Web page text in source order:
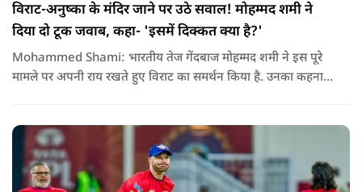
विराट-अनुष्का के मंदिर जाने पर उठे सवाल! मोहम्मद शमी ने
दिया दो टूक जवाब, कहा- 'इसमें दिक्कत क्या है?'
Mohammed Shami: भारतीय तेज गेंदबाज मोहम्मद शमी ने इस पूरे
मामले पर अपनी राय रखते हुए विराट का समर्थन किया है. उनका कहना है